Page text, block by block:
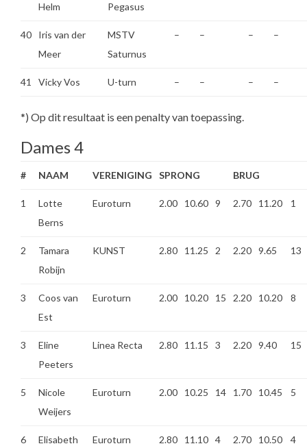
Helm
Pegasus
40
Iris van der
Meer
MSTV
Saturnus
– – – –
41 Vicky Vos U-turn – – – –
*) Op dit resultaat is een penalty van toepassing.
Dames 4
# NAAM VERENIGING SPRONG BRUG
1
Lotte
Berns
Euroturn 2.00 10.60 9 2.70 11.20 1
2
Tamara
Robijn
KUNST 2.80 11.25 2 2.20 9.65 13
3
Coos van
Est
Euroturn 2.00 10.20 15 2.20 10.20 8
3
Eline
Peeters
Linea Recta 2.80 11.15 3 2.20 9.40 15
5
Nicole
Weijers
Euroturn 2.00 10.25 14 1.70 10.45 5
6
Elisabeth
Euroturn 2.80 11.10 4 2.70 10.50 4